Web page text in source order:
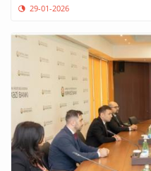
29-01-2026